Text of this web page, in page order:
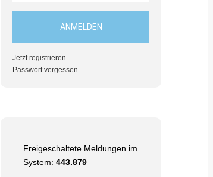
Jetzt registrieren
Passwort vergessen
Freigeschaltete Meldungen im
System: 443.879